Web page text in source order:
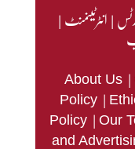
|انٹرٹینمنٹ|
About Us |
Policy |
Policy | Our
and